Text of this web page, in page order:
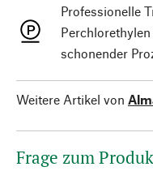
Professionelle
schonender
Weitere Artikel von
Frage zum